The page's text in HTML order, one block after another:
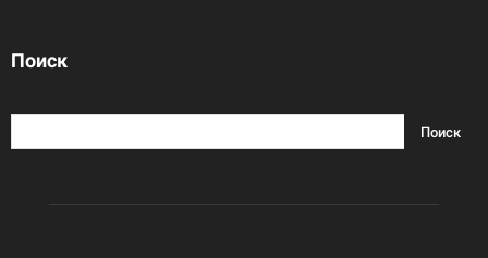
Поиск